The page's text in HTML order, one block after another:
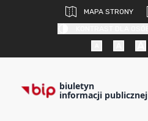
MAPA STRONY
biuletyn
informacji publicznej